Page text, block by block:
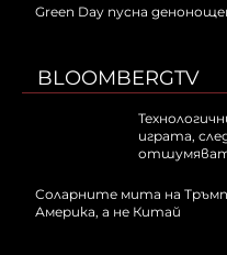
Green Day пусна
BLOOMBERGTV
играта,
Соларните мита на
Америка, а не Китай